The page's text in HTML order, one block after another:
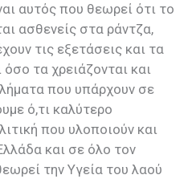
αυτός που θεωρεί ότι το
ασθενείς στα ράντζα,
τις εξετάσεις και τα
τα χρειάζονται και
που υπάρχουν σε
ό,τι καλύτερο
που υλοποιούν και
και σε όλο τον
την Υγεία του λαού